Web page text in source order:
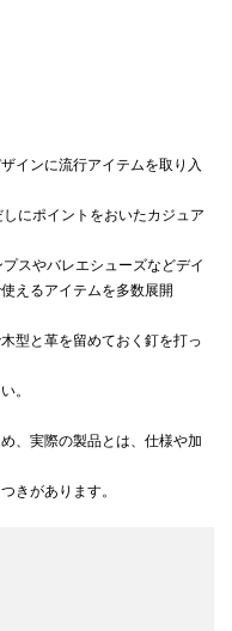
インに流行アイテムを取り入
にポイントをおいたカジュア
スやバレエシューズなどデイ
えるアイテムを多数展開
型と革を留めておく釘を打っ
。
、実際の製品とは、仕様や加
きがあります。